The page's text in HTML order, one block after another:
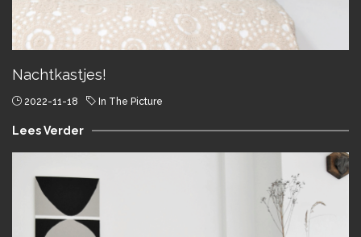
Nachtkastjes!
2022-11-18 In The Picture
Lees Verder